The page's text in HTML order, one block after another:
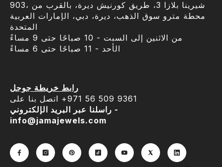
903، شيرينا بلازا 3، طريق كورنيش ديرة، بالقرب من
محطة مترو سوق الذهب، ديرة، دبي، الإمارات العربية
المتحدة
من الاثنين إلى السبت - 10 صباحًا حتى 9 مساءً
الأحد - 11 صباحًا حتى 6 مساءً
رابط خريطة جوجل
اتصل بنا على ‎+971 56 509 9361
راسلنا عبر البريد الإلكتروني -
info@jamajewels.com